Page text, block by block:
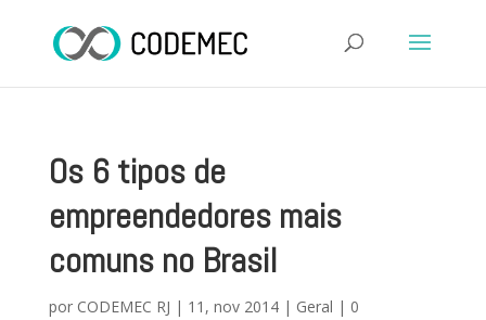
Os 6 tipos de
empreendedores mais
comuns no Brasil
por CODEMEC RJ | 11, nov 2014| Geral | 0